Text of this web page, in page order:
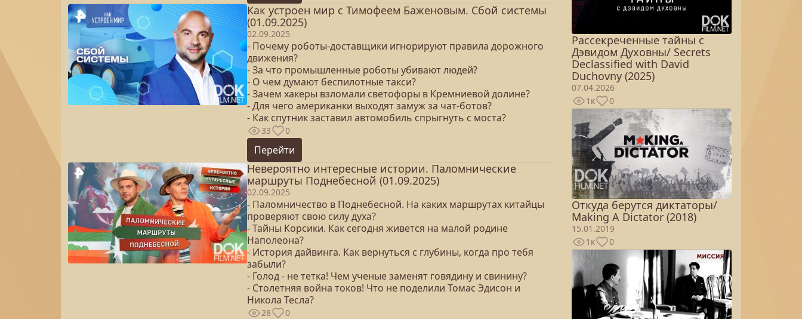
Как устроен мир с Тимофеем Баженовым. Сбой системы
(01.09.2025)
02.09.2025
- Почему роботы-доставщики игнорируют правила дорожного
движения?
- За что промышленные роботы убивают людей?
- О чем думают беспилотные такси?
- Зачем хакеры взломали светофоры в Кремниевой долине?
- Для чего американки выходят замуж за чат-ботов?
- Как спутник заставил автомобиль спрыгнуть с моста?
33 0
Перейти
Невероятно интересные истории. Паломнические
маршруты Поднебесной (01.09.2025)
02.09.2025
- Паломничество в Поднебесной. На каких маршрутах китайцы
проверяют свою силу духа?
- Тайны Корсики. Как сегодня живется на малой родине
Наполеона?
- История дайвинга. Как вернуться с глубины, когда про тебя
забыли?
- Голод - не тетка! Чем ученые заменят говядину и свинину?
- Столетняя война токов! Что не поделили Томас Эдисон и
Никола Тесла?
28 0
Рассекреченные тайны с
Дэвидом Духовны/ Secrets
Declassified with David
Duchovny (2025)
07.04.2026
1к
0
Откуда берутся диктаторы/
Making A Dictator (2018)
15.01.2019
1к
0